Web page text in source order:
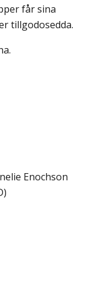
får sina
tillgodosedda.
Enochson